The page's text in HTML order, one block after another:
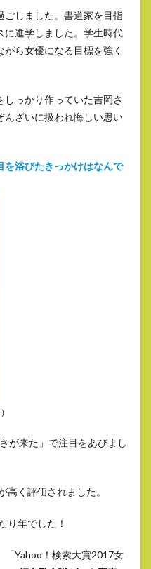
ごしました。書道家を目指
に進学しました。学生時代
ら女優になる目標を強く
っかり作っていた吉岡さ
んざいに扱われ悔しい思い
を浴びたきっかけはなんで
が来た」で注目をあびまし
高く評価されました。
り年でした！
「Yahoo！検索大賞2017女